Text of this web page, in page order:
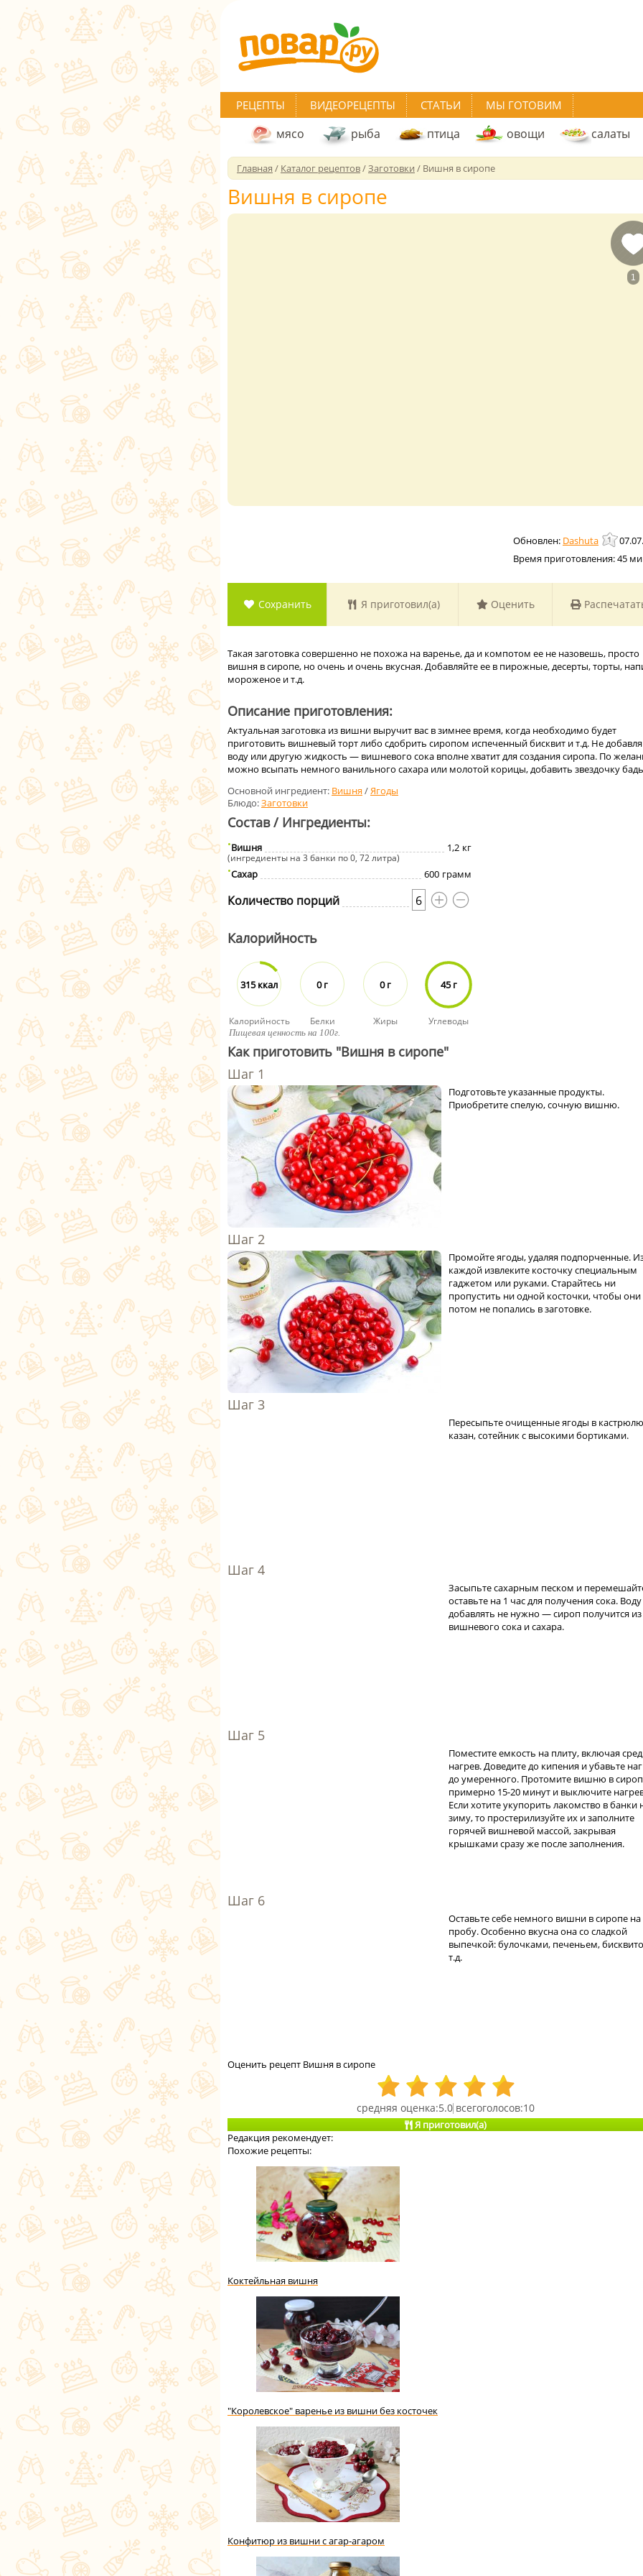
РЕЦЕПТЫ ВИДЕОРЕЦЕПТЫ СТАТЬИ МЫ ГОТОВИМ
мясо рыба птица овощи салаты
Главная / Каталог рецептов/Заготовки / Вишня в сиропе
Вишня в сиропе
1
Dashuta
Время приготовления:45
Сохранить Я приготовил(а) Оценить
Такая заготовка совершенно не похожа на варенье, да и компотом ее не назовешь, просто
вишня в сиропе, но очень и очень вкусная. Добавляйте ее в пирожные, десерты, торты,
мороженое и т.д.
Описание приготовления:
Актуальная заготовка из вишни выручит вас в зимнее время, когда необходимо будет
приготовить вишневый торт либо сдобрить сиропом испеченный бисквит и т.д. Не
воду или другую жидкость — вишневого сока вполне хватит для создания сиропа. По
можно всыпать немного ванильного сахара или молотой корицы, добавить звездочку
Основной ингредиент: Вишня/Ягоды
Блюдо:Заготовки
Состав / Ингредиенты:
Вишня 1,2 кг
(ингредиенты на 3 банки по 0, 72 литра)
Сахар 600 грамм
Количество порций 6
Калорийность
315 ккал
Калорийность
0 г
Белки
0 г
Жиры
45 г
Углеводы
Пищевая ценность на 100г.
Как приготовить "Вишня в сиропе"
Подготовьте указанные продукты.
Приобретите спелую, сочную вишню.
Промойте ягоды, удаляя подпорченные.
каждой извлеките косточку специальным
гаджетом или руками. Старайтесь ни
пропустить ни одной косточки, чтобы они
потом не попались в заготовке.
Пересыпьте очищенные ягоды в
казан, сотейник с высокими бортиками.
Засыпьте сахарным песком и
оставьте на 1 час для получения сока. Воду
добавлять не нужно — сироп получится из
вишневого сока и сахара.
Поместите емкость на плиту, включая
нагрев. Доведите до кипения и убавьте
до умеренного. Протомите вишню в
примерно 15-20 минут и выключите
Если хотите укупорить лакомство в банки
зиму, то простерилизуйте их и заполните
горячей вишневой массой, закрывая
крышками сразу же после заполнения.
Оставьте себе немного вишни в сиропе на
пробу. Особенно вкусна она со сладкой
выпечкой: булочками, печеньем,
т.д.
Оценить рецепт Вишня в сиропе
5.0 10
Я приготовил(а)
Редакция рекомендует:
Похожие рецепты:
Коктейльная вишня
"Королевское" варенье из вишни без косточек
Конфитюр из вишни с агар-агаром